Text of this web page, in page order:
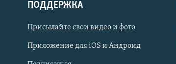
Українською
Qırımtatar
ПОДДЕРЖКА
Присылайте свои видео и фото
Приложение для iOS и Андроид